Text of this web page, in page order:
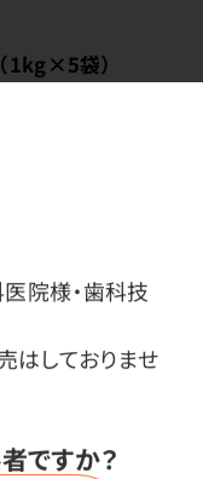
医院様・歯科技
はしておりませ
ですか？
1kg×5袋）